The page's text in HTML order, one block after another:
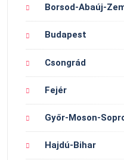
Borsod-Abaúj-
Budapest
Csongrád
Fejér
Győr-Moson-
Hajdú-Bihar